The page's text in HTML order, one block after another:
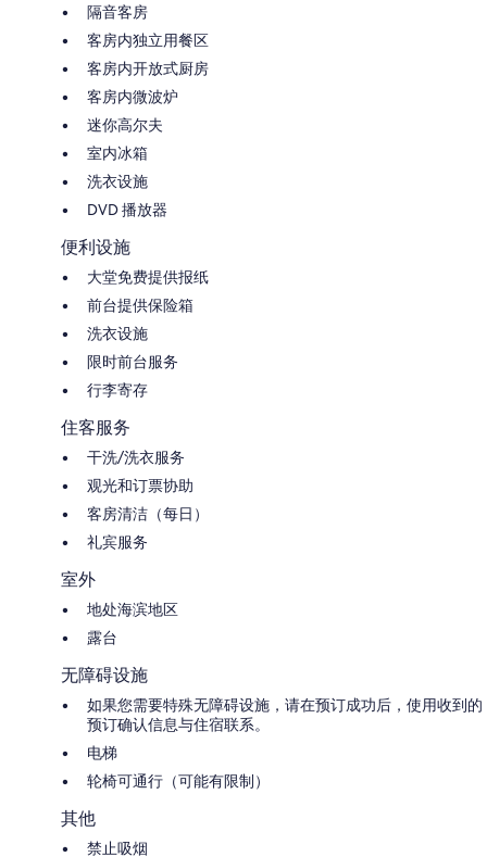
隔音客房
客房内独立用餐区
客房内开放式厨房
客房内微波炉
迷你高尔夫
室内冰箱
洗衣设施
DVD 播放器
便利设施
大堂免费提供报纸
前台提供保险箱
洗衣设施
限时前台服务
行李寄存
住客服务
干洗/洗衣服务
观光和订票协助
客房清洁（每日）
礼宾服务
室外
地处海滨地区
露台
无障碍设施
如果您需要特殊无障碍设施，请在预订成功后，使用收到的
预订确认信息与住宿联系。
电梯
轮椅可通行（可能有限制）
其他
禁止吸烟